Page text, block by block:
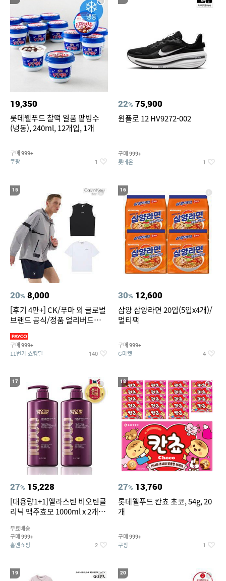
19,350
롯데웰푸드 찰떡 일품 팥빙수
(냉동), 240ml, 12개입, 1개
구매 999+
쿠팡 1
22% 75,900
윈플로 12 HV9272-002
구매 999+
롯데온 1
15
20% 8,000
[후기 4만+] CK/푸마 외 글로벌
브랜드 공식/정품 얼리버드
구매 999+
11번가 쇼킹딜 140
16
30% 12,600
삼양 삼양라면 20입(5입x4개)/
멀티팩
구매 999+
G마켓 4
17
27% 15,228
[대용량1+1]엘라스틴 비오틴클
리닉 맥주효모 1000ml x 2개
무료배송
구매 999+
홈앤쇼핑 2
18
27% 13,760
롯데웰푸드 칸쵸 초코, 54g, 20
개
구매 999+
쿠팡 1
19 20